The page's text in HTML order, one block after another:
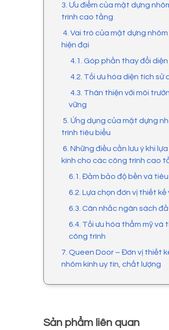
3. Ưu điểm của mặt dựng
trình cao tầng
4. Vai trò của mặt dựng
hiện đại
4.1. Góp phần thay đổi
4.2. Tối ưu hóa diện tích sử
4.3. Thân thiện với môi
vững
5. Ứng dụng của mặt dựng
trình tiêu biểu
6. Những điều cần lưu ý khi
kính cho các công trình cao
6.1. Đảm bảo độ bền và
6.2. Lựa chọn đơn vị thiết
6.3. Cân nhắc ngân sách
6.4. Tối ưu hóa thẩm mỹ và
công trình
7. Queen Door – Đơn vị thiết
nhôm kính uy tín, chất lượng
Sản phẩm liên quan